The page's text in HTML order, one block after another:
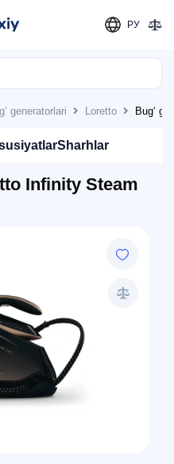
РУ
generatorlari Loretto Bug‘
Sharhlar
Infinity Steam